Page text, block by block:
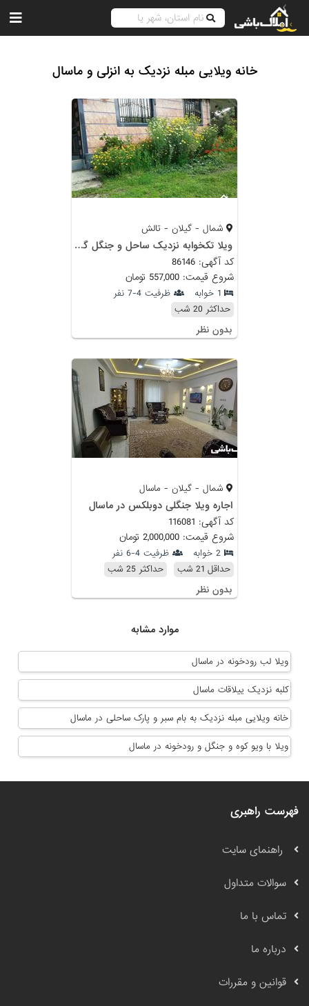
خانه ویلایی مبله نزدیک به انزلی و ماسال
شمال - گیلان - تالش
ویلا تکخوابه نزدیک ساحل و جنگل گیسوم
کد آگهی: 86146
شروع قیمت: 557,000 تومان
1 خوابه
ظرفیت 4-7 نفر
حداکثر 20 شب
بدون نظر
شمال - گیلان - ماسال
اجاره ویلا جنگلی دوبلکس در ماسال
کد آگهی: 116081
شروع قیمت: 2,000,000 تومان
2 خوابه
ظرفیت 4-6 نفر
حداقل 21 شب
حداکثر 25 شب
بدون نظر
موارد مشابه
ویلا لب رودخونه در ماسال
کلبه نزدیک ییلاقات ماسال
خانه ویلایی مبله نزدیک به بام سبر و پارک ساحلی در ماسال
ویلا با ویو کوه و جنگل و رودخونه در ماسال
فهرست راهبری
راهنمای سایت
سوالات متداول
تماس با ما
درباره ما
قوانین و مقررات